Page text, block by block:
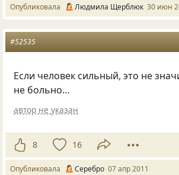
Опубликовала Людмила Щерблюк 30 июн
#52535
Если человек сильный, это не
не больно…
автор не указан
8 16
Опубликовала Серебро 07 апр 2011